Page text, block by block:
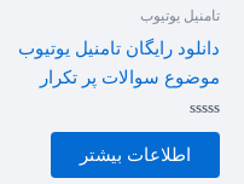
تامنیل یوتیوب
دانلود رایگان تامنیل یوتیوب
موضوع سوالات پر تکرار
امتیاز
5
اطلاعات بیشتر